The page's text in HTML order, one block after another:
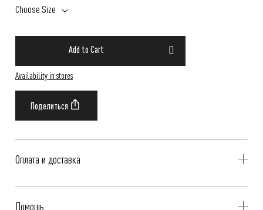
Choose Size
Add to Cart
Availability in stores
Оплата и доставка
Помощь